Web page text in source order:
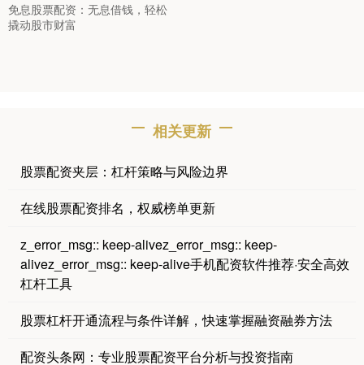
免息股票配资：无息借钱，轻松
撬动股市财富
相关更新
股票配资夹层：杠杆策略与风险边界
在线股票配资排名，权威榜单更新
z_error_msg:: keep-alivez_error_msg:: keep-
alivez_error_msg:: keep-alive手机配资软件推荐·安全高效
杠杆工具
股票杠杆开通流程与条件详解，快速掌握融资融券方法
配资头条网：专业股票配资平台分析与投资指南